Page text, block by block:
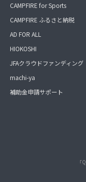
CAMPFIRE for Sports
CAMPFIRE ふるさと納税
AD FOR ALL
HIOKOSHI
JFAクラウドファンディング
machi-ya
補助金申請サポート
「